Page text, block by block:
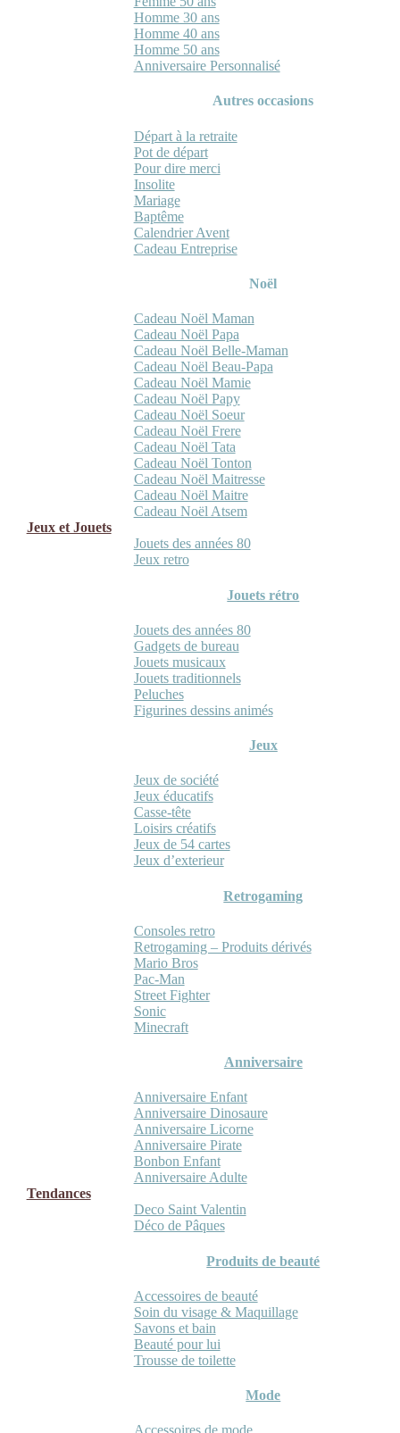
Homme 30 ans
Homme 40 ans
Homme 50 ans
Anniversaire Personnalisé
Autres occasions
Départ à la retraite
Pot de départ
Pour dire merci
Insolite
Mariage
Baptême
Calendrier Avent
Cadeau Entreprise
Noël
Cadeau Noël Maman
Cadeau Noël Papa
Cadeau Noël Belle-Maman
Cadeau Noël Beau-Papa
Cadeau Noël Mamie
Cadeau Noël Papy
Cadeau Noël Soeur
Cadeau Noël Frere
Cadeau Noël Tata
Cadeau Noël Tonton
Cadeau Noël Maitresse
Cadeau Noël Maitre
Cadeau Noël Atsem
Jeux et Jouets
Jouets des années 80
Jeux retro
Jouets rétro
Jouets des années 80
Gadgets de bureau
Jouets musicaux
Jouets traditionnels
Peluches
Figurines dessins animés
Jeux
Jeux de société
Jeux éducatifs
Casse-tête
Loisirs créatifs
Jeux de 54 cartes
Jeux d’exterieur
Retrogaming
Consoles retro
Retrogaming – Produits dérivés
Mario Bros
Pac-Man
Street Fighter
Sonic
Minecraft
Anniversaire
Anniversaire Enfant
Anniversaire Dinosaure
Anniversaire Licorne
Anniversaire Pirate
Bonbon Enfant
Anniversaire Adulte
Tendances
Deco Saint Valentin
Déco de Pâques
Produits de beauté
Accessoires de beauté
Soin du visage & Maquillage
Savons et bain
Beauté pour lui
Trousse de toilette
Mode